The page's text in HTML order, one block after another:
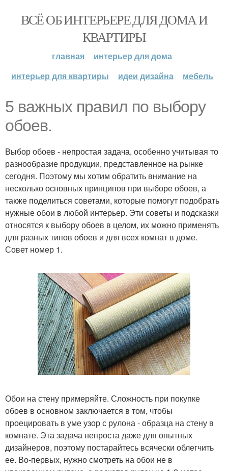
ВСЁ ОБ ИНТЕРЬЕРЕ ДЛЯ ДОМА И
КВАРТИРЫ
главная
интерьер для дома
интерьер для квартиры
идеи дизайна мебель
5 важных правил по выбору
обоев.
Выбор обоев - непростая задача, особенно учитывая то
разнообразие продукции, представленное на рынке
сегодня. Поэтому мы хотим обратить внимание на
несколько основных принципов при выборе обоев, а
также поделиться советами, которые помогут подобрать
нужные обои в любой интерьер. Эти советы и подсказки
относятся к выбору обоев в целом, их можно применять
для разных типов обоев и для всех комнат в доме.
Совет номер 1.
Обои на стену примеряйте. Сложность при покупке
обоев в основном заключается в том, чтобы
проецировать в уме узор с рулона - образца на стену в
комнате. Эта задача непроста даже для опытных
дизайнеров, поэтому постарайтесь всячески облегчить
ее. Во-первых, нужно смотреть на обои не в